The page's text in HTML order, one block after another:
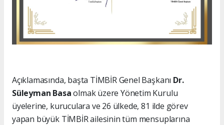
Açıklamasında, başta TİMBİR Genel Başkanı Dr.
Süleyman Basaolmak üzere Yönetim Kurulu
üyelerine, kuruculara ve 26 ülkede, 81 ilde görev
yapan büyük TİMBİR ailesinin tüm mensuplarına